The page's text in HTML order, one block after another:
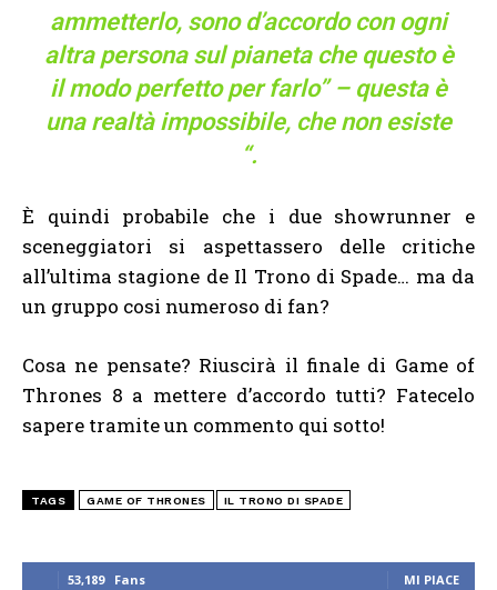
53,189 Fans MI PIACE
ammetterlo, sono d’accordo con ogni
altra persona sul pianeta che questo è
il modo perfetto per farlo” – questa è
una realtà impossibile, che non esiste
“.
È quindi probabile che i due showrunner e
sceneggiatori si aspettassero delle critiche
all’ultima stagione de Il Trono di Spade… ma da
un gruppo cosi numeroso di fan?
Cosa ne pensate? Riuscirà il finale di Game of
Thrones 8 a mettere d’accordo tutti? Fatecelo
sapere tramite un commento qui sotto!
TAGS GAME OF THRONES IL TRONO DI SPADE